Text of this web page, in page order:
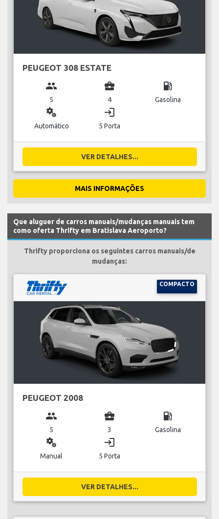
PEUGEOT 308 ESTATE
group
5
business_center
4
local_gas_station
Gasolina
miscellaneous_services
Automático
login
5 Porta
VER DETALHES...
MAIS INFORMAÇÕES
Que aluguer de carros manuais/mudanças manuais tem
como oferta Thrifty em Bratislava Aeroporto?
Thrifty proporciona os seguintes carros manuais/de
mudanças:
COMPACTO
PEUGEOT 2008
group
5
business_center
3
local_gas_station
Gasolina
miscellaneous_services
Manual
login
5 Porta
VER DETALHES...